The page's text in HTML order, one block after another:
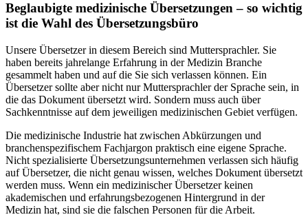
Beglaubigte medizinische Übersetzungen – so wichtig
ist die Wahl des Übersetzungsbüro
Unsere Übersetzer in diesem Bereich sind Muttersprachler. Sie
haben bereits jahrelange Erfahrung in der Medizin Branche
gesammelt haben und auf die Sie sich verlassen können. Ein
Übersetzer sollte aber nicht nur Muttersprachler der Sprache sein, in
die das Dokument übersetzt wird. Sondern muss auch über
Sachkenntnisse auf dem jeweiligen medizinischen Gebiet verfügen.
Die medizinische Industrie hat zwischen Abkürzungen und
branchenspezifischem Fachjargon praktisch eine eigene Sprache.
Nicht spezialisierte Übersetzungsunternehmen verlassen sich häufig
auf Übersetzer, die nicht genau wissen, welches Dokument übersetzt
werden muss. Wenn ein medizinischer Übersetzer keinen
akademischen und erfahrungsbezogenen Hintergrund in der
Medizin hat, sind sie die falschen Personen für die Arbeit.